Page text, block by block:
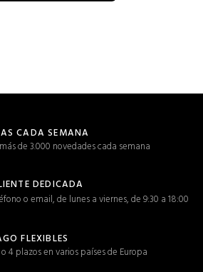
CADA SEMANA
de 3.000 novedades cada semana
DEDICADA
o email, de lunes a viernes, de 9:30 a 18:00
FLEXIBLES
4 plazos en varios países de Europa